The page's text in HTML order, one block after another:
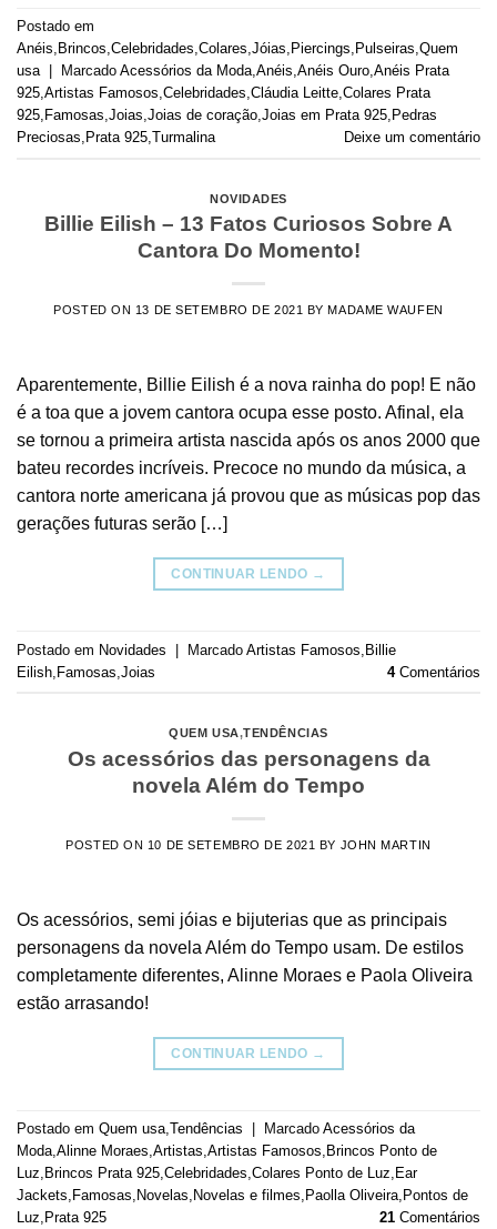
Postado em
Anéis Brincos Celebridades Colares Jóias Piercings Pulseiras Quem
usa
Marcado Acessórios da Moda Anéis Anéis Ouro Anéis Prata
925 Artistas Famosos Celebridades Cláudia Leitte Colares Prata
925 Famosas Joias Joias de coração Joias em Prata 925 Pedras
Preciosas Prata 925 Turmalina Deixe um comentário
NOVIDADES
Billie Eilish – 13 Fatos Curiosos Sobre A
Cantora Do Momento!
POSTED ON 13 DE SETEMBRO DE 2021 BY MADAME WAUFEN
Aparentemente, Billie Eilish é a nova rainha do pop! E não
é a toa que a jovem cantora ocupa esse posto. Afinal, ela
se tornou a primeira artista nascida após os anos 2000 que
bateu recordes incríveis. Precoce no mundo da música, a
cantora norte americana já provou que as músicas pop das
gerações futuras serão […]
CONTINUAR LENDO →
Postado em Novidades | Marcado Artistas Famosos Billie
Eilish Famosas Joias 4Comentários
QUEM USA,TENDÊNCIAS
Os acessórios das personagens da
novela Além do Tempo
POSTED ON 10 DE SETEMBRO DE 2021 BY JOHN MARTIN
Os acessórios, semi jóias e bijuterias que as principais
personagens da novela Além do Tempo usam. De estilos
completamente diferentes, Alinne Moraes e Paola Oliveira
estão arrasando!
CONTINUAR LENDO →
Postado em Quem usa,Tendências Marcado Acessórios da
Moda,Alinne Moraes,Artistas,Artistas Famosos, Brincos Ponto de
Luz, Brincos Prata 925,Celebridades,Colares Ponto de Luz, Ear
Jackets, Famosas, Novelas, Novelas e filmes, Paolla Oliveira, Pontos de
Luz, Prata 925 21 Comentários